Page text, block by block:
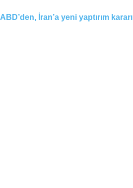
ABD’den, İran’a yeni yaptırım kararı